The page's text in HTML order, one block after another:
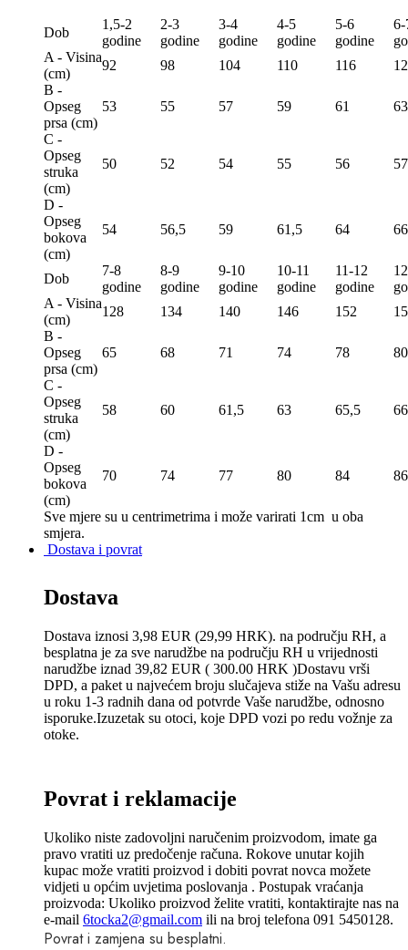
Dob
1,5-2
godine
2-3
godine
3-4
godine
4-5
godine
5-6
godine
6-
A - Visina
(сm)
92 98 104 110 116
B -
Opseg
prsa (сm)
53 55 57 59 61 63
C -
Opseg
struka
(сm)
50 52 54 55 56 57
D -
Opseg
bokova
(сm)
54 56,5 59 61,5 64 66
Dob
7-8
godine
8-9
godine
9-10
godine
10-11
godine
11-12
godine
A - Visina
(сm)
128 134 140 146 152
B -
Opseg
prsa (сm)
65 68 71 74 78 80
C -
Opseg
struka
(сm)
58 60 61,5 63 65,5
D -
Opseg
bokova
(сm)
70 74 77 80 84 86
Sve mjere su u centrimetrima i može varirati 1cm u oba
smjera.
Dostava i povrat
Dostava
Dostava iznosi 3,98 EUR (29,99 HRK). na području RH, a
besplatna je za sve narudžbe na području RH u vrijednosti
narudžbe iznad 39,82 EUR ( 300.00 HRK )Dostavu vrši
DPD, a paket u najvećem broju slučajeva stiže na Vašu adresu
u roku 1-3 radnih dana od potvrde Vaše narudžbe, odnosno
isporuke.Izuzetak su otoci, koje DPD vozi po redu vožnje za
otoke.
Povrat i reklamacije
Ukoliko niste zadovoljni naručenim proizvodom, imate ga
pravo vratiti uz predočenje računa. Rokove unutar kojih
kupac može vratiti proizvod i dobiti povrat novca možete
vidjeti u općim uvjetima poslovanja . Postupak vraćanja
proizvoda: Ukoliko proizvod želite vratiti, kontaktirajte nas na
e-mail 6tocka2@gmail.com ili na broj telefona 091 5450128.
Povrat i zamjena su besplatni.